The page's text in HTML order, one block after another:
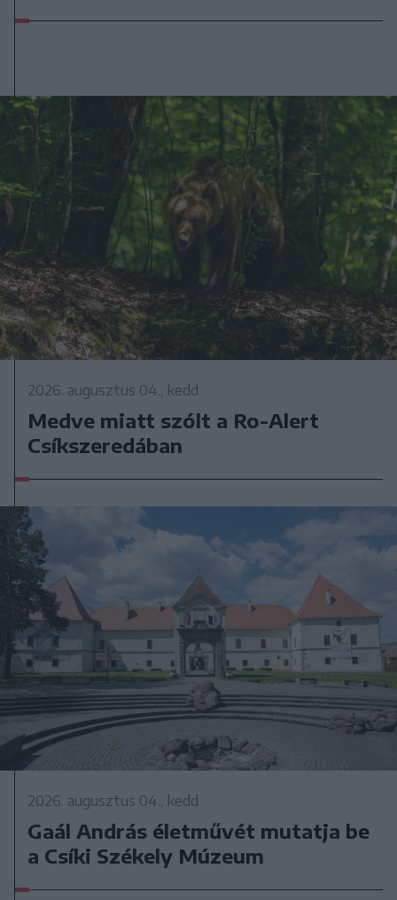
2026. augusztus 04., kedd
Medve miatt szólt a Ro-Alert
Csíkszeredában
2026. augusztus 04., kedd
Gaál András életművét mutatja be
a Csíki Székely Múzeum